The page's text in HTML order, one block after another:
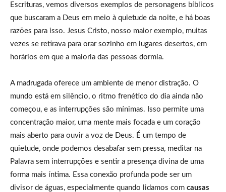
Escrituras, vemos diversos exemplos de personagens bíblicos
que buscaram a Deus em meio à quietude da noite, e há boas
razões para isso. Jesus Cristo, nosso maior exemplo, muitas
vezes se retirava para orar sozinho em lugares desertos, em
horários em que a maioria das pessoas dormia.
A madrugada oferece um ambiente de menor distração. O
mundo está em silêncio, o ritmo frenético do dia ainda não
começou, e as interrupções são mínimas. Isso permite uma
concentração maior, uma mente mais focada e um coração
mais aberto para ouvir a voz de Deus. É um tempo de
quietude, onde podemos desabafar sem pressa, meditar na
Palavra sem interrupções e sentir a presença divina de uma
forma mais íntima. Essa conexão profunda pode ser um
divisor de águas, especialmente quando lidamos com causas